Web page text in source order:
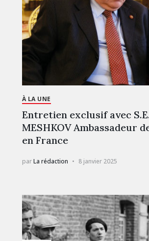
À LA UNE
Entretien exclusif avec
MESHKOV Ambassadeur
en France
parLa rédaction 8 janvier 2025